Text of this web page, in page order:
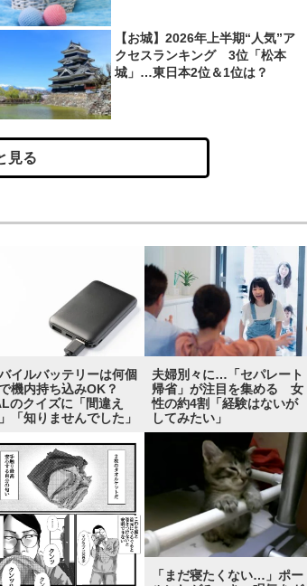
【お城】2026年上半期“人気”ア
クセスランキング 3位「松本
城」…東日本2位＆1位は？
見る
イルバッテリーは何個
機内持ち込みOK？
のクイズに「間違え
「知りませんでした」
夫婦別々に…「セパレート
帰省」が注目を集める 女
性の約4割「経験はないが
してみたい」
「まだ寝たくない…」ポー